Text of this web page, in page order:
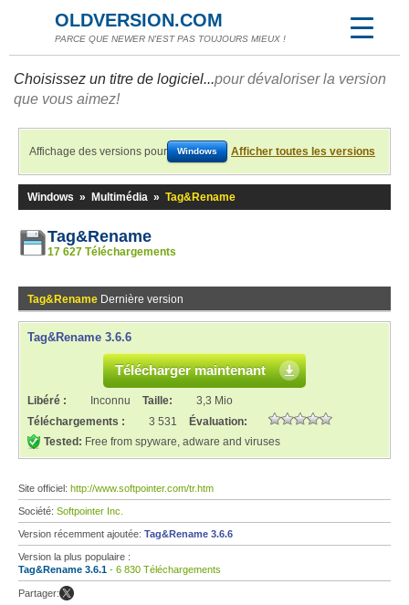
OLDVERSION.COM
PARCE QUE NEWER N'EST PAS TOUJOURS MIEUX !
Choisissez un titre de logiciel...pour dévaloriser la version
que vous aimez!
Affichage des versions pour Windows Afficher toutes les versions
Windows » Multimédia » Tag&Rename
Tag&Rename
17 627 Téléchargements
Tag&Rename Dernière version
Tag&Rename 3.6.6
Télécharger maintenant
Libéré : Inconnu Taille:
3,3 Mio
Téléchargements :
3 531
Évaluation:
Tested: Free from spyware, adware and viruses
Site officiel: http://www.softpointer.com/tr.htm
Société: Softpointer Inc.
Version récemment ajoutée: Tag&Rename 3.6.6
Version la plus populaire :
Tag&Rename 3.6.1 - 6 830 Téléchargements
Partager: